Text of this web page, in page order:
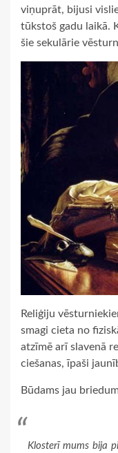
viņuprāt, bijusi
tūkstoš gadu laikā.
šie sekulārie
Reliģiju
smagi cieta no
atzīmē arī slavenā
ciešanas, īpaši
Būdams jau
Klosterī mums bija